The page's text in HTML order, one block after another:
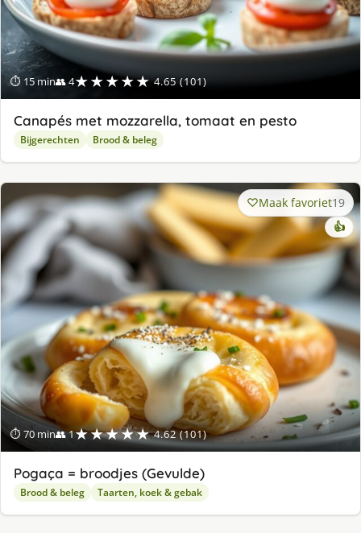
⏱ 15 min👥 4★★★★★ 4.65 (101)
Canapés met mozzarella, tomaat en pesto
Bijgerechten Brood & beleg
⏱ 70 min👥 1★★★★★ 4.62 (101)
Maak favoriet19
👍
Pogaça = broodjes (Gevulde)
Brood & beleg Taarten, koek & gebak